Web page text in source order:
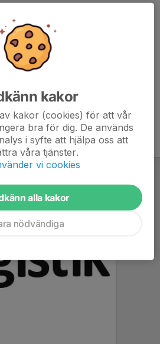
kakor
kakor (cookies) för att vår
bra för dig. De används
i syfte att hjälpa oss att
våra tjänster.
vi cookies
alla kakor
nödvändiga